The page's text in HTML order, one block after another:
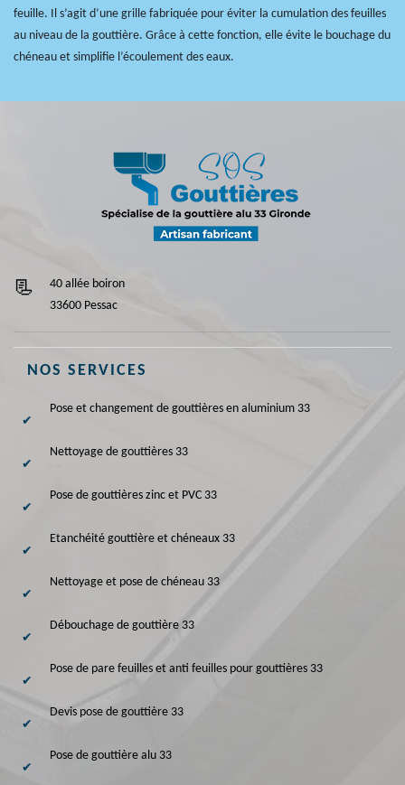
feuille. Il s’agit d’une grille fabriquée pour éviter la cumulation des feuilles
au niveau de la gouttière. Grâce à cette fonction, elle évite le bouchage du
chéneau et simplifie l’écoulement des eaux.
40 allée boiron
33600 Pessac
NOS SERVICES
Pose et changement de gouttières en aluminium 33
Nettoyage de gouttières 33
Pose de gouttières zinc et PVC 33
Etanchéité gouttière et chéneaux 33
Nettoyage et pose de chéneau 33
Débouchage de gouttière 33
Pose de pare feuilles et anti feuilles pour gouttières 33
Devis pose de gouttière 33
Pose de gouttière alu 33